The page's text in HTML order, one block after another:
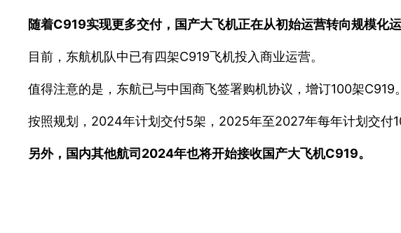
随着C919实现更多交付，国产大飞机正在从初始运营转向规模化运
目前，东航机队中已有四架C919飞机投入商业运营。
值得注意的是，东航已与中国商飞签署购机协议，增订100架C919。
按照规划，2024年计划交付5架，2025年至2027年每年计划交付
另外，国内其他航司2024年也将开始接收国产大飞机C919。